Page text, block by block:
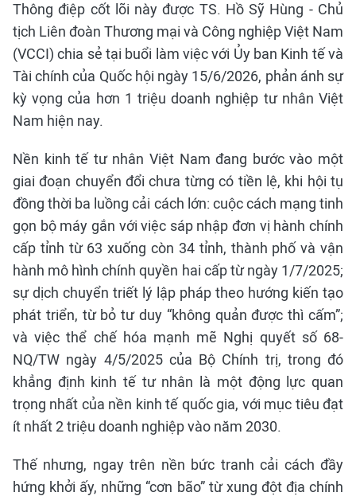
Thông điệp cốt lõi này được TS. Hồ Sỹ Hùng - Chủ
tịch Liên đoàn Thương mại và Công nghiệp Việt Nam
(VCCI) chia sẻ tại buổi làm việc với Ủy ban Kinh tế và
Tài chính của Quốc hội ngày 15/6/2026, phản ánh sự
kỳ vọng của hơn 1 triệu doanh nghiệp tư nhân Việt
Nam hiện nay.
Nền kinh tế tư nhân Việt Nam đang bước vào một
giai đoạn chuyển đổi chưa từng có tiền lệ, khi hội tụ
đồng thời ba luồng cải cách lớn: cuộc cách mạng tinh
gọn bộ máy gắn với việc sáp nhập đơn vị hành chính
cấp tỉnh từ 63 xuống còn 34 tỉnh, thành phố và vận
hành mô hình chính quyền hai cấp từ ngày 1/7/2025;
sự dịch chuyển triết lý lập pháp theo hướng kiến tạo
phát triển, từ bỏ tư duy “không quản được thì cấm”;
và việc thể chế hóa mạnh mẽ Nghị quyết số 68-
NQ/TW ngày 4/5/2025 của Bộ Chính trị, trong đó
khẳng định kinh tế tư nhân là một động lực quan
trọng nhất của nền kinh tế quốc gia, với mục tiêu đạt
ít nhất 2 triệu doanh nghiệp vào năm 2030.
Thế nhưng, ngay trên nền bức tranh cải cách đầy
hứng khởi ấy, những “cơn bão” từ xung đột địa chính